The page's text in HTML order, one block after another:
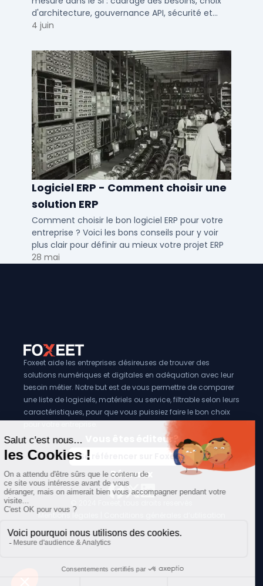
d'architecture, gouvernance API, sécurité et
conduite du changement.
4 juin
Logiciel ERP - Comment choisir une
solution ERP
Comment choisir le bon logiciel ERP pour votre
entreprise ? Voici les bons conseils pour y voir
plus clair pour définir au mieux votre projet ERP
28 mai
Foxeet aide les entreprises désireuses de trouver des
solutions numériques et digitales en adéquation avec leur
besoin métier. Notre but est de vous permettre de comparer
une liste de logiciels, matériels ou service, filtrable selon leurs
caractéristiques, pour que vous puissiez faire le bon choix
Vous êtes éditeur?
Se référencer sur Foxeet
Réseaux
Mentions légales